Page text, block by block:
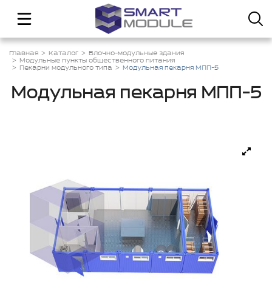
Главная Каталог
Блочно-модульные здания
Модульные пункты общественного питания
Пекарни модульного типа
Модульная пекарня МПП-5
Модульная пекарня МПП-5